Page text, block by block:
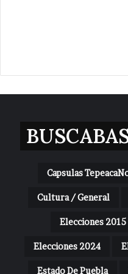
Capsulas
Cultura / General
Elecciones 2015
Elecciones 2024
Estado De Puebla